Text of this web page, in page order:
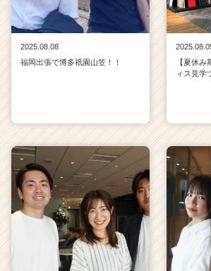
2025.08.08
福岡出張で博多祇園山笠！！
【夏休
ィス見学